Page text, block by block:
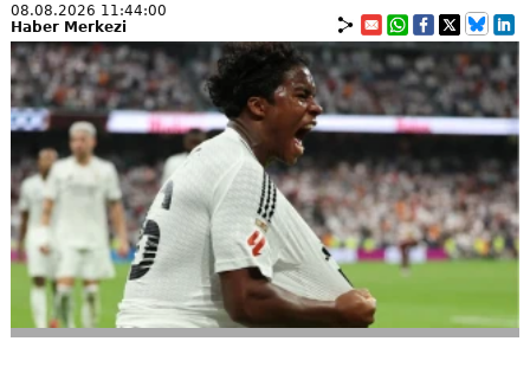
08.08.2026 11:44:00
Haber Merkezi